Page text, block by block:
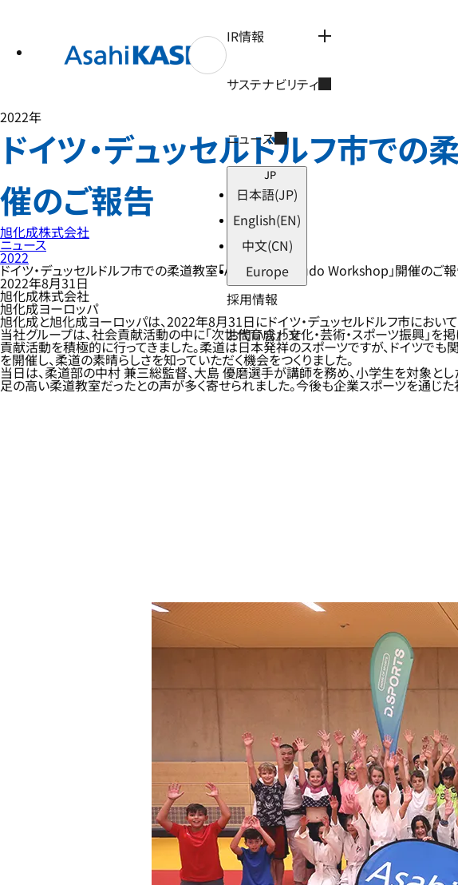
IR情報
サステナビリティ
ニュース
JP
日本語(JP)
English(EN)
中文(CN)
Europe
採用情報
お問い合わせ
2022年
ドイツ・デュッセルドルフ市で
催のご報告
旭化成株式会社
ニュース
2022
ドイツ・デュッセルドルフ市での柔道教室「Asahi Kasei Judo Workshop」開催のご
2022年8月31日
旭化成株式会社
旭化成ヨーロッパ
旭化成と旭化成ヨーロッパは、2022年8月31日にドイツ・デュッセルドルフ市におい
当社グループは、社会貢献活動の中に「次世代育成」「文化・芸術・スポーツ振興
貢献活動を積極的に行ってきました。柔道は日本発祥のスポーツですが、ドイツで
を開催し、柔道の素晴らしさを知っていただく機会をつくりました。
当日は、柔道部の中村 兼三総監督、大島 優磨選手が講師を務め、小学生を対象と
足の高い柔道教室だったとの声が多く寄せられました。今後も企業スポーツを通じ